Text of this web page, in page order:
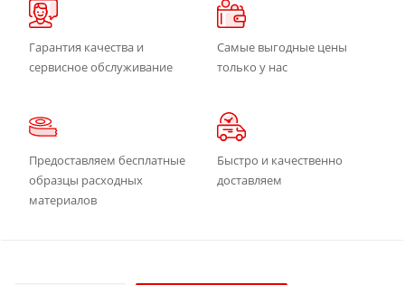
Гарантия качества и
сервисное обслуживание
Самые выгодные цены
только у нас
Предоставляем бесплатные
образцы расходных
материалов
Быстро и качественно
доставляем